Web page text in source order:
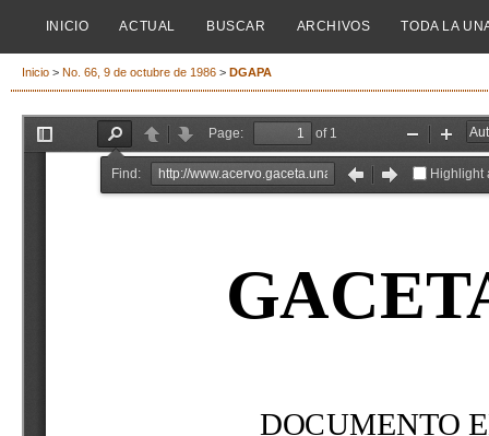
INICIO ACTUAL BUSCAR ARCHIVOS TODA LA
Inicio > No. 66, 9 de octubre de 1986 > DGAPA